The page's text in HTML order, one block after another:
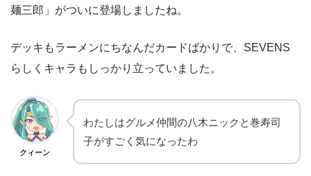
麺三郎」がついに登場しましたね。
デッキもラーメンにちなんだカードばかりで、SEVENS
らしくキャラもしっかり立っていました。
クィーン
わたしはグルメ仲間の八木ニックと巻寿司
子がすごく気になったわ